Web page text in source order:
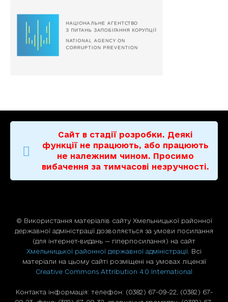
Сайт в стадії розробки. Деякі
функції не працюють, або працюють
не належним чином. Просимо
вибачення за тимчасові незручності.
© Використання матерiалiв сайту Хмельницької районної
державної адміністрації дозволяється за умови посилання
(для iнтернет-видань — гiперпосилання) на сайт
Хмельницької районної державної адміністрації . Всі
матеріали на цьому сайті розміщені на умовах ліцензії
Creative Commons Attribution 4.0 International
Контакта інформація: телефон: (0382) 67-09-22, (0382) 67-